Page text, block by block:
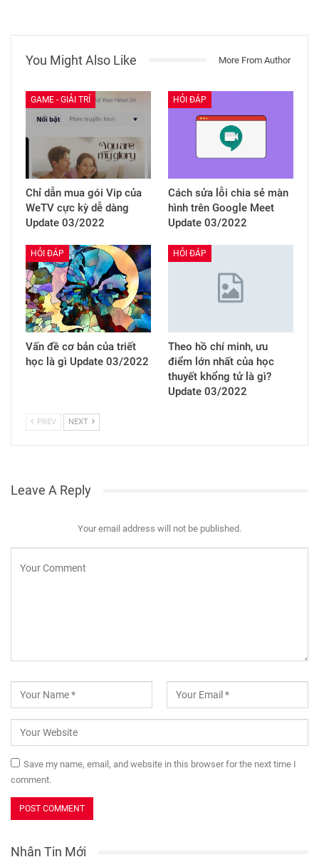
You Might Also Like More From Author
GAME - GIẢI TRÍ
Chỉ dẫn mua gói Vip của
WeTV cực kỳ dễ dàng
Update 03/2022
HỎI ĐÁP
Cách sửa lỗi chia sẻ màn
hình trên Google Meet
Update 03/2022
HỎI ĐÁP
Vấn đề cơ bản của triết
học là gì Update 03/2022
HỎI ĐÁP
Theo hồ chí minh, ưu
điểm lớn nhất của học
thuyết khổng tử là gì?
Update 03/2022
PREV NEXT
Leave A Reply
Your email address will not be published.
Save my name, email, and website in this browser for the next time I
comment.
Nhận Tin Mới